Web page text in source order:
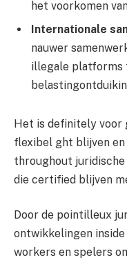
het voorkomen
Internationale
nauwer
illegale platforms
Het is definitely voor
flexibel ght blijven
throughout
die certified blijven
Door de pointilleux
ontwikkelingen
workers en spelers